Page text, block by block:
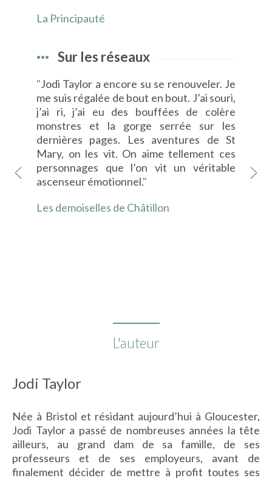
La Principauté
Sur les réseaux
"Jodi Taylor a encore su se renouveler. Je
me suis régalée de bout en bout. J’ai souri,
j’ai ri, j’ai eu des bouffées de colère
monstres et la gorge serrée sur les
dernières pages. Les aventures de St
Mary, on les vit. On aime tellement ces
personnages que l’on vit un véritable
ascenseur émotionnel."
Les demoiselles de Châtillon
et
L'auteur
Jodi Taylor
Née à Bristol et résidant aujourd’hui à Gloucester,
Jodi Taylor a passé de nombreuses années la tête
ailleurs, au grand dam de sa famille, de ses
professeurs et de ses employeurs, avant de
finalement décider de mettre à profit toutes ses